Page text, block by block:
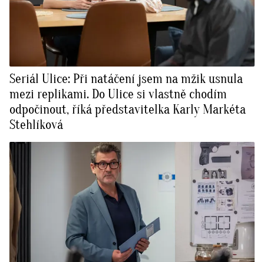
Seriál Ulice: Při natáčení jsem na mžik usnula
mezi replikami. Do Ulice si vlastně chodím
odpočinout, říká představitelka Karly Markéta
Stehlíková